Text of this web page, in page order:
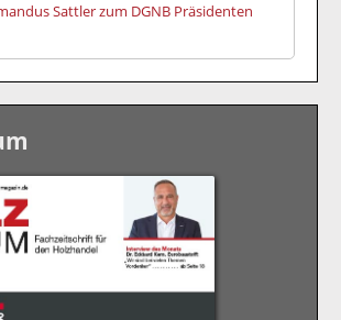
Sattler zum DGNB Präsidenten